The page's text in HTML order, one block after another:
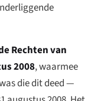
Rechten van
2008, waarmee
die dit deed —